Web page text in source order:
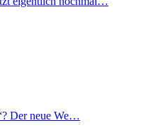
Der neue We…